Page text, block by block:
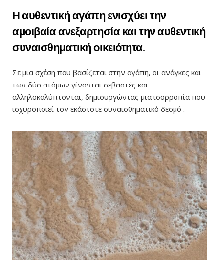
Η αυθεντική αγάπη ενισχύει την
αμοιβαία ανεξαρτησία και την αυθεντική
συναισθηματική οικειότητα.
Σε μια σχέση που βασίζεται στην αγάπη, οι ανάγκες και
των δύο ατόμων γίνονται σεβαστές και
αλληλοκαλύπτονται, δημιουργώντας μια ισορροπία που
ισχυροποιεί τον εκάστοτε συναισθηματικό δεσμό .